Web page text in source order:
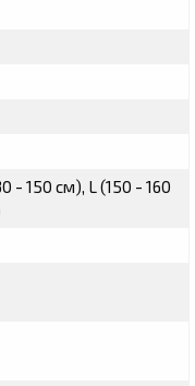
- 150 см), L (150 - 160